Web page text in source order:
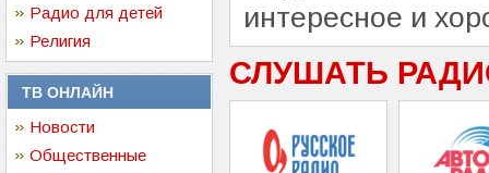
Радио для детей
Религия
ТВ ОНЛАЙН
Новости
Общественные
интересное и
СЛУШАТЬ